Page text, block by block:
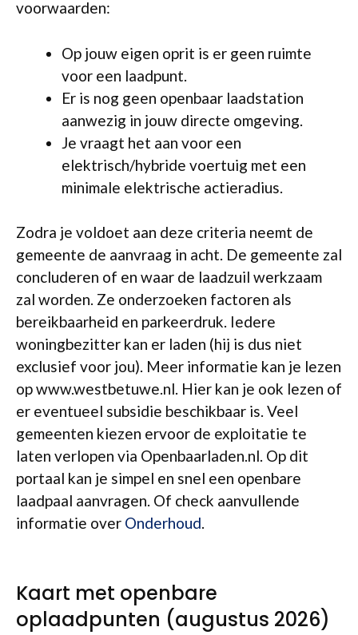
voorwaarden:
Op jouw eigen oprit is er geen ruimte
voor een laadpunt.
Er is nog geen openbaar laadstation
aanwezig in jouw directe omgeving.
Je vraagt het aan voor een
elektrisch/hybride voertuig met een
minimale elektrische actieradius.
Zodra je voldoet aan deze criteria neemt de
gemeente de aanvraag in acht. De gemeente zal
concluderen of en waar de laadzuil werkzaam
zal worden. Ze onderzoeken factoren als
bereikbaarheid en parkeerdruk. Iedere
woningbezitter kan er laden (hij is dus niet
exclusief voor jou). Meer informatie kan je lezen
op www.westbetuwe.nl. Hier kan je ook lezen of
er eventueel subsidie beschikbaar is. Veel
gemeenten kiezen ervoor de exploitatie te
laten verlopen via Openbaarladen.nl. Op dit
portaal kan je simpel en snel een openbare
laadpaal aanvragen. Of check aanvullende
informatie over Onderhoud.
Kaart met openbare
oplaadpunten (augustus 2026)